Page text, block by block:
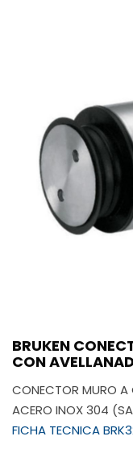
BRUKEN
CON
CONECTOR MURO A
ACERO INOX 304
FICHA TECNICA